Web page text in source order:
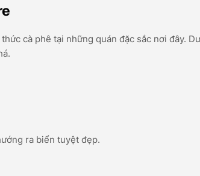
cà phê tại những quán đặc sắc nơi đây.
ra biển tuyệt đẹp.